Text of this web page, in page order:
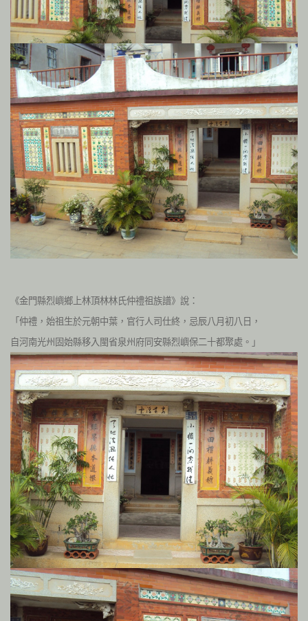
《金門縣烈嶼鄉上林頂林林氏仲禮祖族譜》說：
「仲禮，始祖生於元朝中葉，官行人司仕終，忌辰八月初八日，
自河南光州固始縣移入閩省泉州府同安縣烈嶼保二十都聚處。」